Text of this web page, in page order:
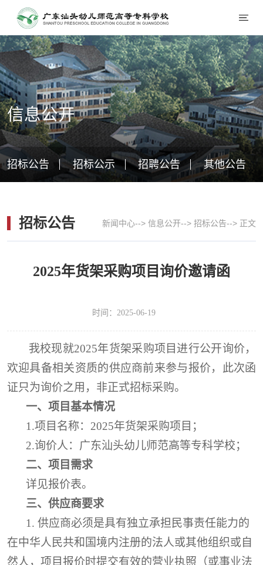
信息公开
招标公告 招标公示 招聘公告 其他公告
招标公告 新闻中心--> 信息公开--> 招标公告--> 正文
2025年货架采购项目询价邀请函
时间：2025-06-19
我校现就2025年货架采购项目进行公开询价，
欢迎具备相关资质的供应商前来参与报价，
此次函
证只为询价之用，非正式招标采购。
一、项目基本情况
1.项目名称： 2025年货架采购项目 ；
2.询价人：广东汕头幼儿师范高等专科学校；
二、 项目 需求
详见报价表。
三、 供应商要求
1. 供应商必须是具有独立承担民事责任能力的
在中华人民共和国境内注册的法人或其他组织或自
然人，项目报价时提交有效的营业执照（或事业法